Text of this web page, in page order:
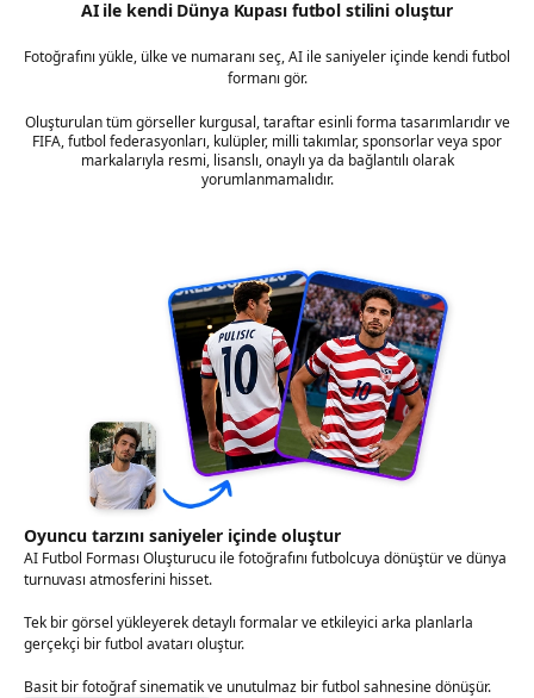
AI ile kendi Dünya Kupası futbol stilini oluştur
Fotoğrafını yükle, ülke ve numaranı seç, AI ile saniyeler içinde kendi futbol
formanı gör.
Oluşturulan tüm görseller kurgusal, taraftar esinli forma tasarımlarıdır ve
FIFA, futbol federasyonları, kulüpler, milli takımlar, sponsorlar veya spor
markalarıyla resmi, lisanslı, onaylı ya da bağlantılı olarak
yorumlanmamalıdır.
Oyuncu tarzını saniyeler içinde oluştur
AI Futbol Forması Oluşturucu ile fotoğrafını futbolcuya dönüştür ve dünya
turnuvası atmosferini hisset.
Tek bir görsel yükleyerek detaylı formalar ve etkileyici arka planlarla
gerçekçi bir futbol avatarı oluştur.
Basit bir fotoğraf sinematik ve unutulmaz bir futbol sahnesine dönüşür.